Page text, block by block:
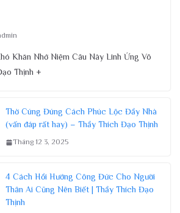
Khăn Nhớ Niệm Câu Này Linh Ứng Vô
Thịnh +
Thờ Cúng Đúng Cách Phúc Lộc Đầy Nhà
(vấn đáp rất hay) – Thầy Thích Đạo Thịnh
Tháng 12 3, 2025
4 Cách Hồi Hướng Công Đức Cho Người
Thân Ai Cũng Nên Biết | Thầy Thích Đạo
Thịnh